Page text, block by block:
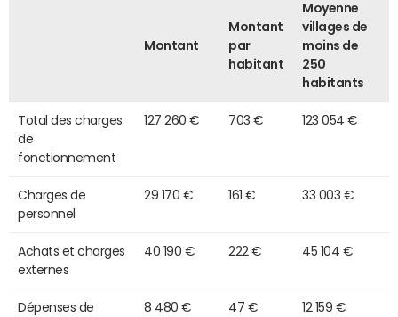
Montant
Montant
par
habitant
Moyenne
villages de
moins de
250
habitants
Total des charges
de
fonctionnement
127 260 € 703 € 123 054 €
Charges de
personnel
29 170 € 161 € 33 003 €
Achats et charges
externes
40 190 € 222 € 45 104 €
Dépenses de 8 480 € 47 € 12 159 €